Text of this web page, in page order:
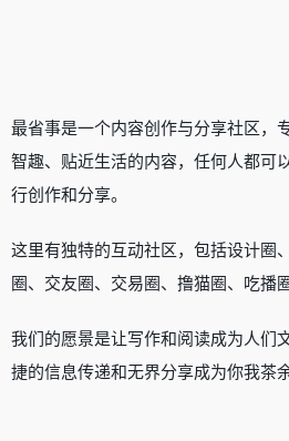
最省事是一个内容创作与分享社区，
智趣、贴近生活的内容，任何人都可
行创作和分享。
这里有独特的互动社区，包括设计圈
圈、交友圈、交易圈、撸猫圈、吃播
我们的愿景是让写作和阅读成为人们
捷的信息传递和无界分享成为你我茶